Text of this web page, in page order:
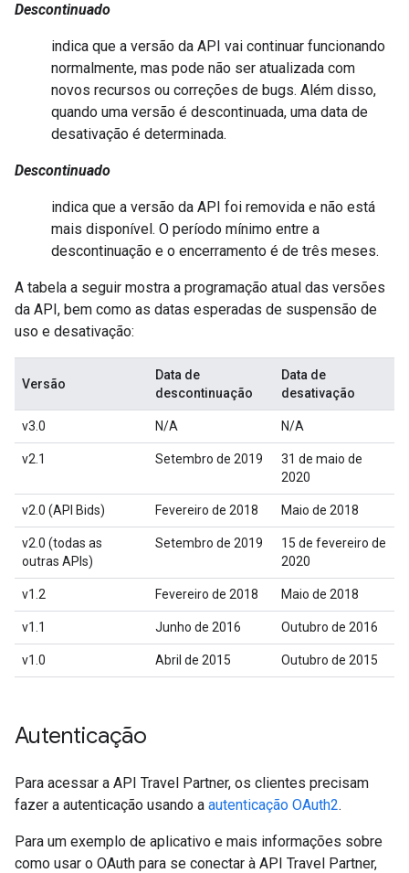
Descontinuado
indica que a versão da API vai continuar funcionando
normalmente, mas pode não ser atualizada com
novos recursos ou correções de bugs. Além disso,
quando uma versão é descontinuada, uma data de
desativação é determinada.
Descontinuado
indica que a versão da API foi removida e não está
mais disponível. O período mínimo entre a
descontinuação e o encerramento é de três meses.
A tabela a seguir mostra a programação atual das versões
da API, bem como as datas esperadas de suspensão de
uso e desativação:
Versão
Data de
descontinuação
Data de
desativação
v3.0 N/A N/A
v2.1 Setembro de 2019
31 de maio de
2020
v2.0 (API Bids) Fevereiro de 2018 Maio de 2018
v2.0 (todas as
outras APIs)
Setembro de 2019
15 de fevereiro de
2020
v1.2 Fevereiro de 2018 Maio de 2018
v1.1 Junho de 2016 Outubro de 2016
v1.0 Abril de 2015 Outubro de 2015
Autenticação
Para acessar a API Travel Partner, os clientes precisam
fazer a autenticação usando a autenticação OAuth2.
Para um exemplo de aplicativo e mais informações sobre
como usar o OAuth para se conectar à API Travel Partner,